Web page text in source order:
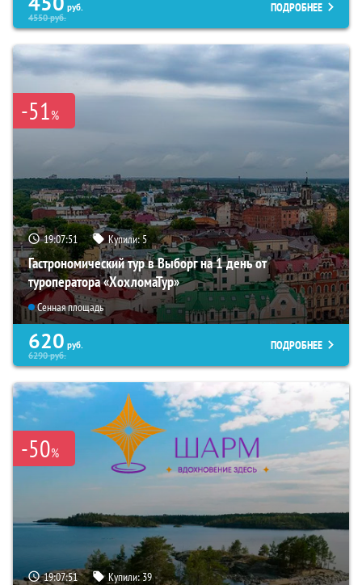
руб.
4550руб.
ПОДРОБНЕЕ
-51%
19:07:49 Купили:5
Гастрономический тур в Выборг на 1 день от
туроператора «ХохломаТур»
Сенная площадь
620 руб.
6290руб.
ПОДРОБНЕЕ
-50%
19:07:49 Купили:39